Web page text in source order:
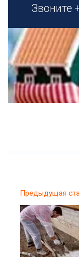
Звоните
Предыдущая